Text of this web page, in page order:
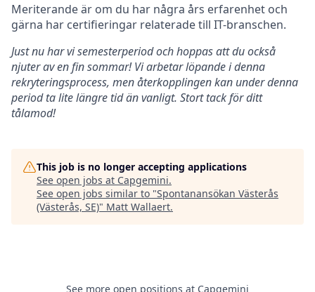
Meriterande är om du har några års erfarenhet och
gärna har certifieringar relaterade till IT-branschen.
Just nu har vi semesterperiod och hoppas att du också
njuter av en fin sommar! Vi arbetar löpande i denna
rekryteringsprocess, men återkopplingen kan under denna
period ta lite längre tid än vanligt. Stort tack för ditt
tålamod!
This job is no longer accepting applications
See open jobs at Capgemini.
See open jobs similar to "Spontanansökan Västerås
(Västerås, SE)" Matt Wallaert.
See more open positions at Capgemini